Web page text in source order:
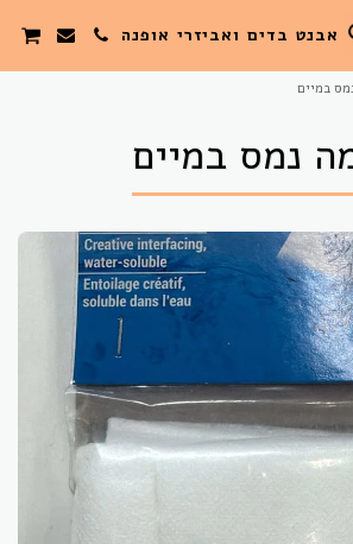
אבנט בדים ואביזרי אופנה
במיים
נמס במיים